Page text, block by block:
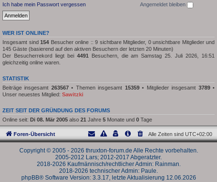
Ich habe mein Passwort vergessen
Angemeldet bleiben
WER IST ONLINE?
Insgesamt sind 154 Besucher online :: 9 sichtbare Mitglieder, 0 unsichtbare Mitglieder und
145 Gäste (basierend auf den aktiven Besuchern der letzten 20 Minuten)
Der Besucherrekord liegt bei 4491 Besuchern, die am Samstag 25. Juli 2026, 16:51
gleichzeitig online waren.
STATISTIK
Beiträge insgesamt 263567• Themen insgesamt 15359• Mitglieder insgesamt 3789•
Unser neuestes Mitglied: Sawitzki
ZEIT SEIT DER GRÜNDUNG DES FORUMS
Online seit: Di 08. Mär 2005 also 21 Jahre 5 Monate und 0 Tage
Foren-Übersicht Alle Zeiten sind UTC+02:00
Copyright © 2005 - 2026 thruxton-forum.de Alle Rechte vorbehalten.
2005-2012 Lars; 2012-2017 Abgeratzter.
2018-2026 Kaufmännisch/rechtlicher Admin: Rainman.
2018-2026 technischer Admin: Paule.
phpBB® Software Version: 3.3.17, letzte Aktualisierung 12.06.2026